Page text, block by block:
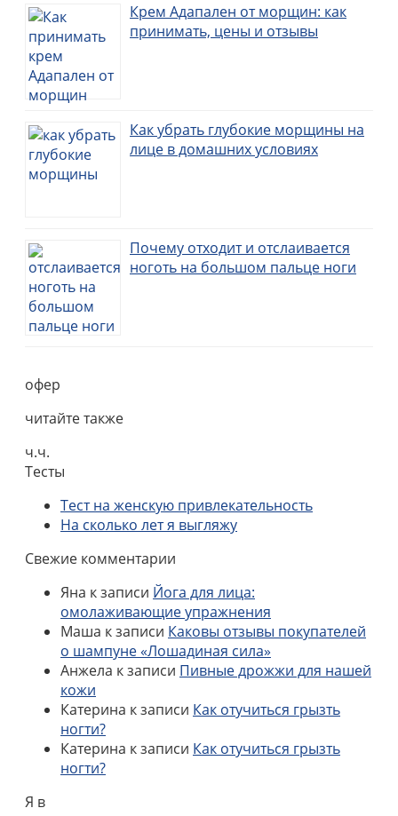
Крем Адапален от морщин: как
принимать, цены и отзывы
Как убрать глубокие морщины на
лице в домашних условиях
Почему отходит и отслаивается
ноготь на большом пальце ноги
офер
читайте также
ч.ч.
Тесты
Тест на женскую привлекательность
На сколько лет я выгляжу
Свежие комментарии
Яна к записи Йога для лица:
омолаживающие упражнения
Маша к записи Каковы отзывы покупателей
о шампуне «Лошадиная сила»
Анжела к записи Пивные дрожжи для нашей
кожи
Катерина к записи Как отучиться грызть
ногти?
Катерина к записи Как отучиться грызть
ногти?
Я в